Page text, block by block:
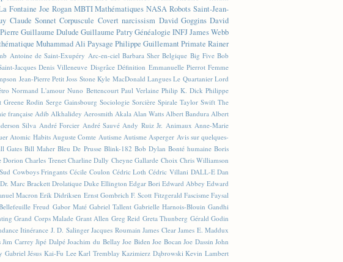
Fontaine Joe Rogan MBTI Mathématiques NASA Robots Saint-Jean-
Claude Sonnet Corpuscule Covert narcissism David Goggins David
Guillaume Dulude Guillaume PatryGénéalogie INFJJames Webb
Muhammad Ali Paysage Philippe Guillemant Primate Rainer
Antoine de Saint-Exupéry Arc-en-ciel Barbara Sher Belgique Big Five Bob
Jacques Denis Villeneuve Disgrâce Définition Emmanuelle Pierrot Femme
Jean-Pierre Petit Joss Stone Kyle MacDonald Langues Le Quartanier Lord
Normand L'amour Nuno Bettencourt Paul Verlaine Philip K. Dick Philippe
Greene Rodin Serge Gainsbourg Sociologie Sorcière Spirale Taylor Swift The
française Adib Alkhalidey Aerosmith Akala Alan Watts Albert Bandura Albert
Silva André Forcier André Sauvé Andy Ruiz Jr. Animaux Anne-Marie
Atomic Habits Auguste Comte Autisme Autisme Asperger Avis sur quelques-
Gates Bill Maher Bleu De Prusse Blink-182 Bob Dylan Bonté humaine Boris
Dorion Charles Trenet Charline Dally Cheyne Gallarde Choix Chris Williamson
Cowboys Fringants Cécile Coulon Cédric Loth Cédric Villani DALL-E Dan
Dr. Marc Brackett Drolatique Duke Ellington Edgar Bori Edward Abbey Edward
Macron Erik Didriksen Ernst Gombrich F. Scott Fitzgerald Fascisme Faysal
Freud Gabor Maté Gabriel Tallent Gabrielle Harnois-Blouin Gandhi
Grand Corps Malade Grant Allen Greg Reid Greta Thunberg Gérald Godin
Itinérance J. D. Salinger Jacques Roumain James Clear James E. Maddux
Jim Carrey Jipé Dalpé Joachim du Bellay Joe Biden Joe Bocan Joe Dassin John
Gabriel Jésus Kai-Fu Lee Karl Tremblay Kazimierz Dąbrowski Kevin Lambert